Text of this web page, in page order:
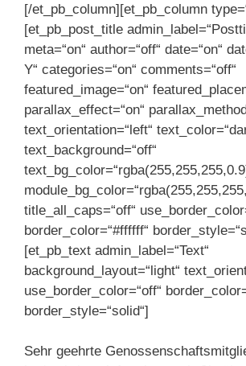
[/et_pb_column][et_pb_column
[et_pb_post_title
meta=“on“ author=“off“ date=“on“
Y“ categories=“on“ comments=“off“
featured_image=“on“
parallax_effect=“on“
text_orientation=“left“
text_background=“off“
title_all_caps=“off“
border_color=“#ffffff“
[et_pb_text admin_label=“Text“
background_layout=“light“
use_border_color=“off“
border_style=“solid“]
Sehr geehrte